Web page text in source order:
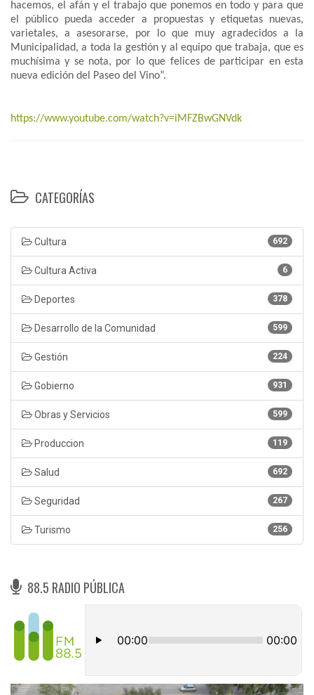
hacemos, el afán y el trabajo que ponemos en todo y para que
el público pueda acceder a propuestas y etiquetas nuevas,
varietales, a asesorarse, por lo que muy agradecidos a la
Municipalidad, a toda la gestión y al equipo que trabaja, que es
muchísima y se nota, por lo que felices de participar en esta
nueva edición del Paseo del Vino”.
https://www.youtube.com/watch?v=iMFZBwGNVdk
CATEGORÍAS
692
Cultura
6
Cultura Activa
378
Deportes
599
Desarrollo de la Comunidad
224
Gestión
931
Gobierno
599
Obras y Servicios
119
Produccion
692
Salud
267
Seguridad
256
Turismo
88.5 RADIO PÚBLICA